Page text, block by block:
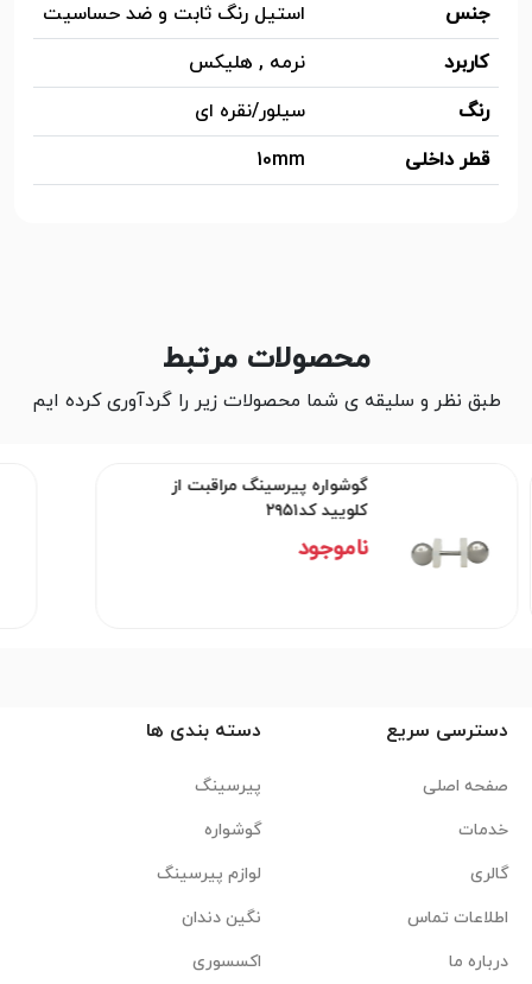
جنس
استیل رنگ ثابت و ضد حساسیت
کاربرد
نرمه , هلیکس
رنگ
سیلور/نقره ای
قطر داخلی
10mm
محصولات مرتبط
طبق نظر و سلیقه ی شما محصولات زیر را گردآوری کرده ایم
گوشواره پیرسینگ مراقبت از
کلویید کد۲۹۵۱
ناموجود
دسترسی سریع
صفحه اصلی
خدمات
گالری
اطلاعات تماس
درباره ما
دسته بندی ها
پیرسینگ
گوشواره
لوازم پیرسینگ
نگین دندان
اکسسوری